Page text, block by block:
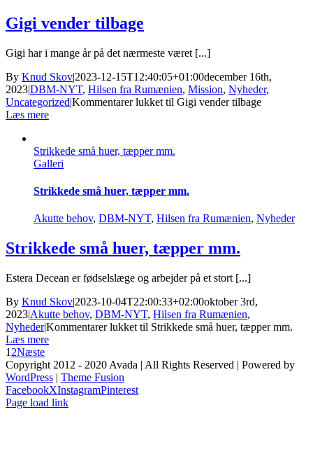
Gigi vender tilbage
Gigi har i mange år på det nærmeste været [...]
By Knud Skov|2023-12-15T12:40:05+01:00december 16th,
2023|DBM-NYT, Hilsen fra Rumænien, Mission, Nyheder,
Uncategorized|Kommentarer lukket til Gigi vender tilbage
Læs mere
Strikkede små huer, tæpper mm.
Galleri
Strikkede små huer, tæpper mm.
Akutte behov, DBM-NYT, Hilsen fra Rumænien, Nyheder
Strikkede små huer, tæpper mm.
Estera Decean er fødselslæge og arbejder på et stort [...]
By Knud Skov|2023-10-04T22:00:33+02:00oktober 3rd,
2023|Akutte behov, DBM-NYT, Hilsen fra Rumænien,
Nyheder|Kommentarer lukket til Strikkede små huer, tæpper mm.
Læs mere
1 2Næste
Copyright 2012 - 2020 Avada | All Rights Reserved | Powered by
WordPress | Theme Fusion
FacebookXInstagramPinterest
Page load link